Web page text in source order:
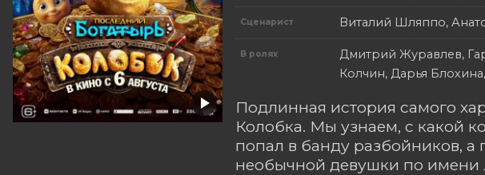
Сценарист Виталий Шляппо,
В ролях
Дмитрий Журавлев,
Колчин, Дарья
Подлинная история самого
Колобка. Мы узнаем, с какой
попал в банду разбойников, а
необычной девушки по имени